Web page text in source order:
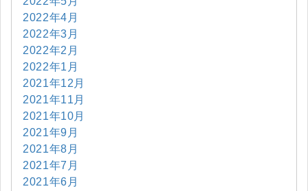
2022年4月
2022年3月
2022年2月
2022年1月
2021年12月
2021年11月
2021年10月
2021年9月
2021年8月
2021年7月
2021年6月